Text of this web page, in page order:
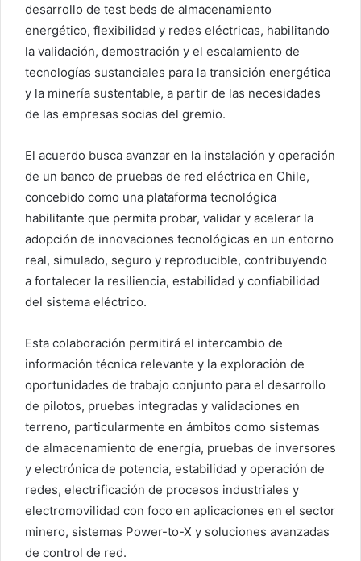
desarrollo de test beds de almacenamiento
energético, flexibilidad y redes eléctricas, habilitando
la validación, demostración y el escalamiento de
tecnologías sustanciales para la transición energética
y la minería sustentable, a partir de las necesidades
de las empresas socias del gremio.
El acuerdo busca avanzar en la instalación y operación
de un banco de pruebas de red eléctrica en Chile,
concebido como una plataforma tecnológica
habilitante que permita probar, validar y acelerar la
adopción de innovaciones tecnológicas en un entorno
real, simulado, seguro y reproducible, contribuyendo
a fortalecer la resiliencia, estabilidad y confiabilidad
del sistema eléctrico.
Esta colaboración permitirá el intercambio de
información técnica relevante y la exploración de
oportunidades de trabajo conjunto para el desarrollo
de pilotos, pruebas integradas y validaciones en
terreno, particularmente en ámbitos como sistemas
de almacenamiento de energía, pruebas de inversores
y electrónica de potencia, estabilidad y operación de
redes, electrificación de procesos industriales y
electromovilidad con foco en aplicaciones en el sector
minero, sistemas Power-to-X y soluciones avanzadas
de control de red.